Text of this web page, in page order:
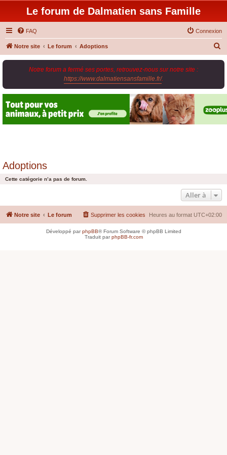
Le forum de Dalmatien sans Famille
FAQ Connexion
Notre site Le forum Adoptions
e
r
Notre forum a fermé ses portes, retrouvez-nous sur notre site :
https://www.dalmatiensansfamille.fr/.
Adoptions
Cette catégorie n’a pas de forum.
Aller à
Notre site Le forum Heures au format UTC+02:00
Supprimer les cookies
Développé parphpBB® Forum Software © phpBB Limited
Traduit parphpBB-fr.com